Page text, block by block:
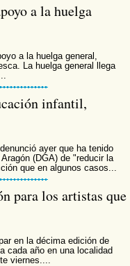
a la huelga
a la huelga general,
La huelga general llega
infantil,
ayer que ha tenido
(DGA) de "reducir la
que en algunos casos...
para los artistas que
en la décima edición de
cada año en una localidad
viernes....